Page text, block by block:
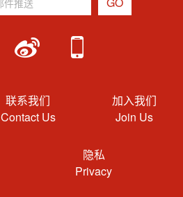
联系我们
Contact Us
加入我们
Join Us
隐私
Privacy